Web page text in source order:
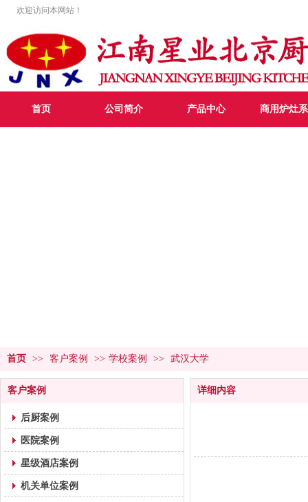
欢迎访问本网站！
首页 公司简介 产品中心 商用炉灶
首页 >> 客户案例 >> 学校案例 >> 武汉大学
客户案例
后厨案例
医院案例
星级酒店案例
机关单位案例
详细内容